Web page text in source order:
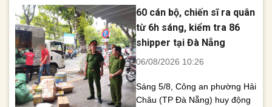
đến nay chưa có xác nhận
chính thức từ cơ quan chức
năng về những đồn đoán này.
liên tục lan truyền thông tin cho
60 cán bộ, chiến sĩ ra quân
từ 6h sáng, kiểm tra 86
shipper tại Đà Nẵng
06/08/2026 10:26
Sáng 5/8, Công an phường Hải
Châu (TP Đà Nẵng) huy động